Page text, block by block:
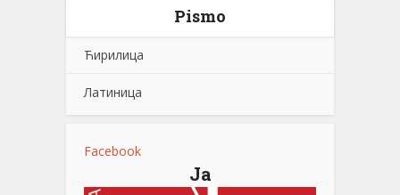
Pismo
Ћирилица
Латиница
Facebook
Ја